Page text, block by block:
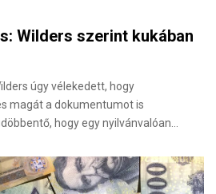
Wilders szerint kukában
úgy vélekedett, hogy
magát a dokumentumot is
hogy egy nyilvánvalóan…